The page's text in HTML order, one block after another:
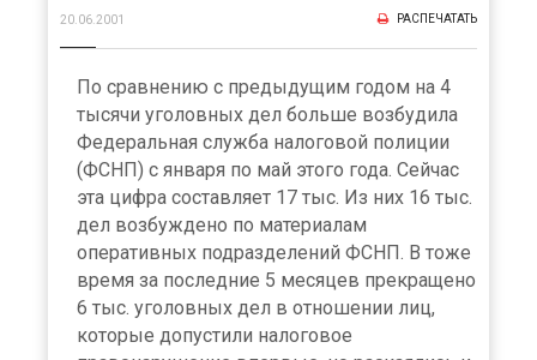
20.06.2001 РАСПЕЧАТАТЬ
По сравнению с предыдущим годом на 4
тысячи уголовных дел больше возбудила
Федеральная служба налоговой полиции
(ФСНП) с января по май этого года. Сейчас
эта цифра составляет 17 тыс. Из них 16 тыс.
дел возбуждено по материалам
оперативных подразделений ФСНП. В тоже
время за последние 5 месяцев прекращено
6 тыс. уголовных дел в отношении лиц,
которые допустили налоговое